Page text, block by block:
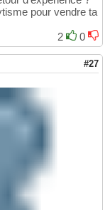
pour vendre ta
2
0
#27